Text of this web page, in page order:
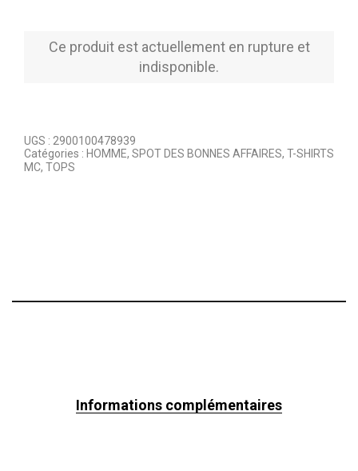
Ce produit est actuellement en rupture et
indisponible.
UGS : 2900100478939
Catégories : HOMME, SPOT DES BONNES AFFAIRES, T-SHIRTS
MC, TOPS
Informations complémentaires